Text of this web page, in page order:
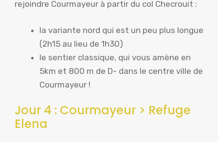
rejoindre Courmayeur à partir du col Checrouit :
la variante nord qui est un peu plus longue
(2h15 au lieu de 1h30)
le sentier classique, qui vous amène en
5km et 800 m de D- dans le centre ville de
Courmayeur !
Jour 4 : Courmayeur > Refuge
Elena